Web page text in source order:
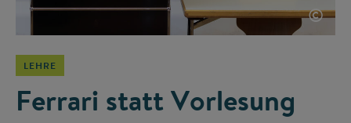
©
LEHRE
Ferrari statt Vorlesung